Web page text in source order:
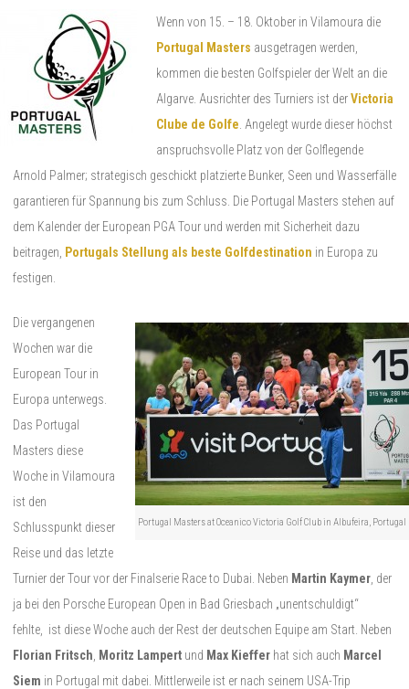
Wenn von 15. – 18. Oktober in Vilamoura die
Portugal Masters ausgetragen werden,
kommen die besten Golfspieler der Welt an die
Algarve. Ausrichter des Turniers ist derVictoria
Clube de Golfe . Angelegt wurde dieser höchst
anspruchsvolle Platz von der Golflegende
Arnold Palmer; strategisch geschickt platzierte Bunker, Seen und Wasserfälle
garantieren für Spannung bis zum Schluss. Die Portugal Masters stehen auf
dem Kalender der European PGA Tour und werden mit Sicherheit dazu
beitragen,
Portugals Stellung als beste Golfdestination in Europa zu
festigen.
Portugal Masters at Oceanico Victoria Golf Club in Albufeira, Portugal
Die vergangenen
Wochen war die
European Tour in
Europa unterwegs.
Das Portugal
Masters diese
Woche in Vilamoura
ist den
Schlusspunkt dieser
Reise und das letzte
Turnier der Tour vor der Finalserie Race to Dubai. Neben Martin Kaymer , der
ja bei den Porsche European Open in Bad Griesbach „unentschuldigt“
fehlte, ist diese Woche auch der Rest der deutschen Equipe am Start. Neben
Florian Fritsch
Moritz Lampert und Max Kieffer hat sich auch Marcel
Siem in Portugal mit dabei. Mittlerweile ist er nach seinem USA-Trip